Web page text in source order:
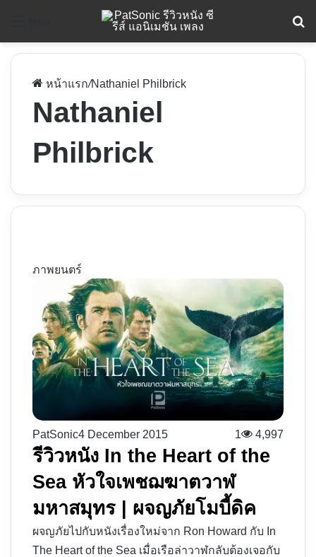
หน้าแรก/Nathaniel Philbrick
Nathaniel
Philbrick
ภาพยนตร์
PatSonic4 December 2015 1 4,997
รีวิวหนัง In the Heart of the
Sea หัวใจเพชฌฆาตวาฬ
มหาสมุทร | ผจญภัยโมบี้ดิค
ผจญภัยไปกับหนังเรื่องใหม่จาก Ron Howard กับ In
The Heart of the Sea เมื่อเรือล่าวาฬกลับต้องเจอกับ